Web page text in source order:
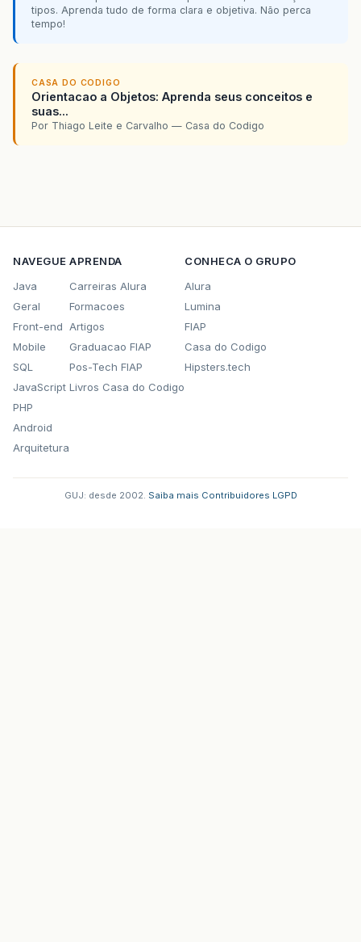
tipos. Aprenda tudo de forma clara e objetiva. Não perca
tempo!
CASA DO CODIGO
Orientacao a Objetos: Aprenda seus conceitos e
suas...
Por Thiago Leite e Carvalho — Casa do Codigo
NAVEGUE
Java
Geral
Front-end
Mobile
SQL
JavaScript
PHP
Android
Arquitetura
APRENDA
Carreiras Alura
Formacoes
Artigos
Graduacao FIAP
Pos-Tech FIAP
Livros Casa do Codigo
CONHECA O GRUPO
Alura
Lumina
FIAP
Casa do Codigo
Hipsters.tech
GUJ: desde 2002. Saiba mais Contribuidores LGPD